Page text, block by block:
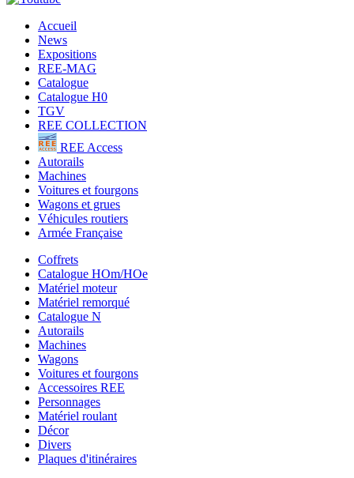
Accueil
News
Expositions
REE-MAG
Catalogue
Catalogue H0
TGV
REE COLLECTION
REE Access
Autorails
Machines
Voitures et fourgons
Wagons et grues
Véhicules routiers
Armée Française
Coffrets
Catalogue HOm/HOe
Matériel moteur
Matériel remorqué
Catalogue N
Autorails
Machines
Wagons
Voitures et fourgons
Accessoires REE
Personnages
Matériel roulant
Décor
Divers
Plaques d'itinéraires